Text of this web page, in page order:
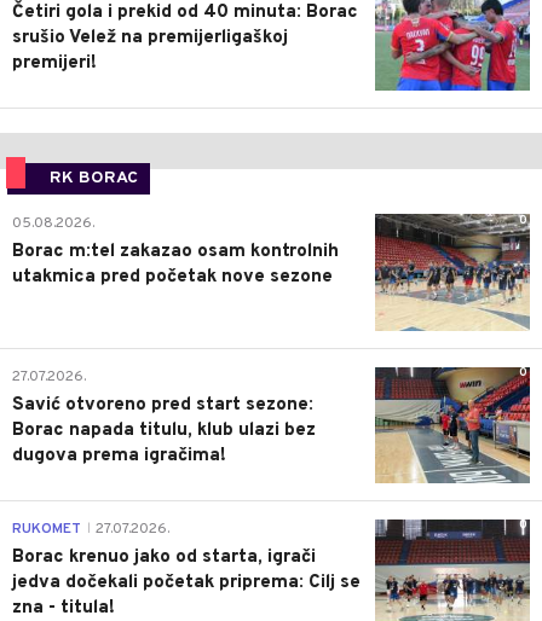
Četiri gola i prekid od 40 minuta: Borac
srušio Velež na premijerligaškoj
premijeri!
RK BORAC
0
05.08.2026.
Borac m:tel zakazao osam kontrolnih
utakmica pred početak nove sezone
0
27.07.2026.
Savić otvoreno pred start sezone:
Borac napada titulu, klub ulazi bez
dugova prema igračima!
0
RUKOMET 27.07.2026.
Borac krenuo jako od starta, igrači
jedva dočekali početak priprema: Cilj se
zna - titula!